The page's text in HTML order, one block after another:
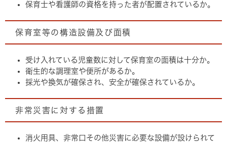
保育士や看護師の資格を持った者が配置されているか。
保育室等の構造設備及び面積
受け入れている児童数に対して保育室の面積は十分か。
衛生的な調理室や便所があるか。
採光や換気が確保され、安全が確保されているか。
非常災害に対する措置
消火用具、非常口その他災害に必要な設備が設けられて